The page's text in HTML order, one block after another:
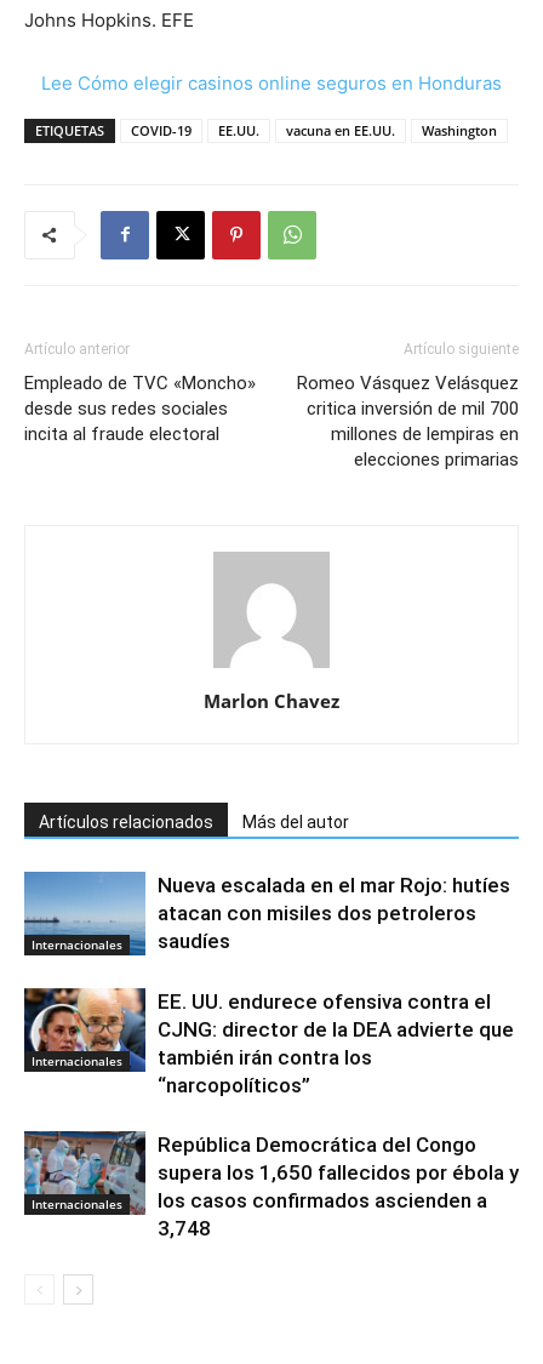
Johns Hopkins. EFE
Lee Cómo elegir casinos online seguros en Honduras
ETIQUETAS COVID-19 EE.UU. vacuna en EE.UU. Washington
Artículo anterior
Empleado de TVC «Moncho»
desde sus redes sociales
incita al fraude electoral
Artículo siguiente
Romeo Vásquez Velásquez
critica inversión de mil 700
millones de lempiras en
elecciones primarias
Marlon Chavez
Artículos relacionados Más del autor
Internacionales
Nueva escalada en el mar Rojo: hutíes
atacan con misiles dos petroleros
saudíes
Internacionales
EE. UU. endurece ofensiva contra el
CJNG: director de la DEA advierte que
también irán contra los
“narcopolíticos”
Internacionales
República Democrática del Congo
supera los 1,650 fallecidos por ébola y
los casos confirmados ascienden a
3,748